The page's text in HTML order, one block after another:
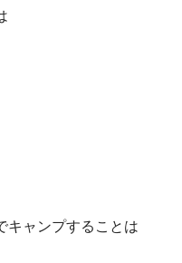
キャンプすることは